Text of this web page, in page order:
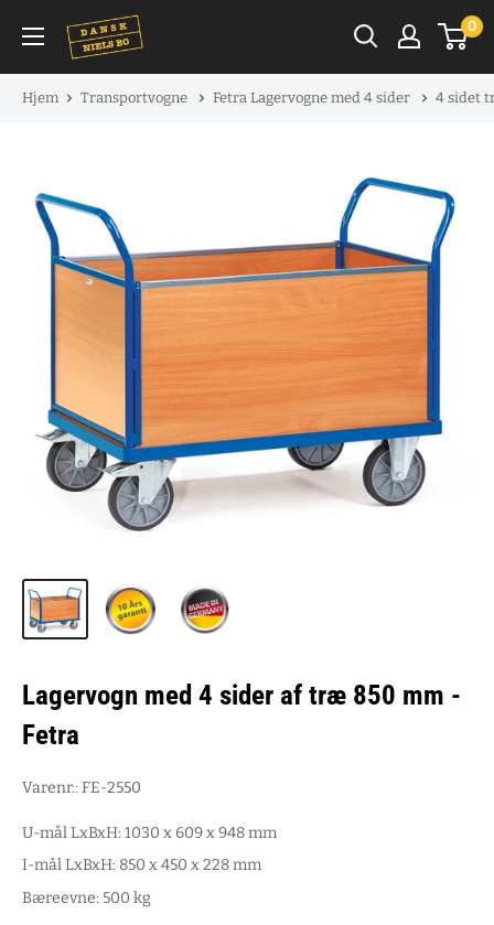
indhold
0
Hjem Transportvogne Fetra Lagervogne med 4 sider 4 sidet
Lagervogn med 4 sider af træ 850 mm -
Fetra
Varenr.: FE-2550
U-mål LxBxH: 1030 x 609 x 948 mm
I-mål LxBxH: 850 x 450 x 228 mm
Bæreevne: 500 kg